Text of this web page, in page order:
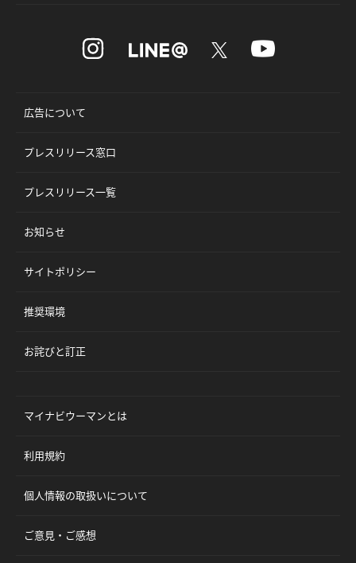
広告について
プレスリリース窓口
プレスリリース一覧
お知らせ
サイトポリシー
推奨環境
お詫びと訂正
マイナビウーマンとは
利用規約
個人情報の取扱いについて
ご意見・ご感想